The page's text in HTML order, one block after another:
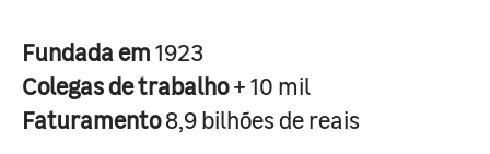
Fundada em1923
Colegas de trabalho+ 10 mil
Faturamento8,9 bilhões de reais